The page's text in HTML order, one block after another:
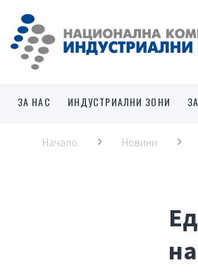
ЗА НАС ИНДУСТРИАЛНИ ЗОНИ
Начало Новини